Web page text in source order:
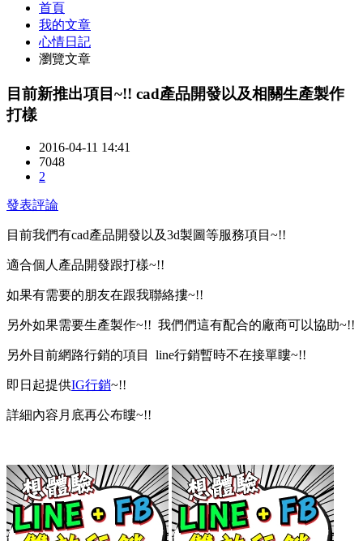
首頁
我的文章
心情日記
瀏覽文章
目前新推出項目~!! cad產品開發以及相關生產製作
打樣
2016-04-11 14:41
7048
2
發表評論
目前我們有cad產品開發以及3d製圖等服務項目~!!
適合個人產品開發跟打樣~!!
如果有需要的朋友在跟我聯絡摟~!!
另外如果需要生產製作~!! 我們們這有配合的廠商可以協助~!!
另外目前網路行銷的項目 line行銷暫時不在接單瞜~!!
即日起提供IG行銷~!!
詳細內容月底再公布瞜~!!